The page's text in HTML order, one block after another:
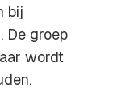
bij
De groep
wordt